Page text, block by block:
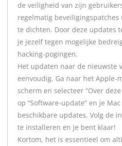
de veiligheid van zijn
regelmatig
te dichten. Door deze updates
je jezelf tegen mogelijke
hacking-pogingen.
Het updaten naar de nieuwste
eenvoudig. Ga naar het Apple-
scherm en selecteer “Over
op “Software-update” en je
beschikbare updates. Volg de
te installeren en je bent klaar!
Kortom, het is essentieel om